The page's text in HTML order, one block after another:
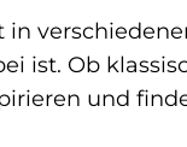
ist. Ob
und